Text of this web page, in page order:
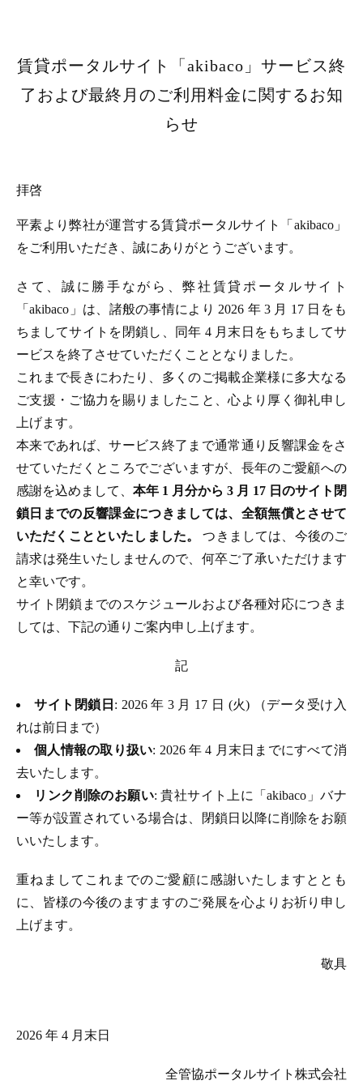
賃貸ポータルサイト「akibaco」サービス終
了および最終月のご利用料金に関するお知
らせ
拝啓
平素より弊社が運営する賃貸ポータルサイト「akibaco」
をご利用いただき、誠にありがとうございます。
さて、誠に勝手ながら、弊社賃貸ポータルサイト
「akibaco」は、諸般の事情により 2026 年 3 月 17 日をも
ちましてサイトを閉鎖し、同年 4 月末日をもちましてサ
ービスを終了させていただくこととなりました。
これまで長きにわたり、多くのご掲載企業様に多大なる
ご支援・ご協力を賜りましたこと、心より厚く御礼申し
上げます。
本来であれば、サービス終了まで通常通り反響課金をさ
せていただくところでございますが、長年のご愛顧への
感謝を込めまして、 本年 1 月分から 3 月 17 日のサイト閉
鎖日までの反響課金につきましては、全額無償とさせて
いただくことといたしました。つきましては、今後のご
請求は発生いたしませんので、何卒ご了承いただけます
と幸いです。
サイト閉鎖までのスケジュールおよび各種対応につきま
しては、下記の通りご案内申し上げます。
記
サイト閉鎖日 : 2026 年 3 月 17 日 (火) （データ受け入
れは前日まで）
個人情報の取り扱い: 2026 年 4 月末日までにすべて消
去いたします。
リンク削除のお願い: 貴社サイト上に「akibaco」バナ
ー等が設置されている場合は、閉鎖日以降に削除をお願
いいたします。
重ねましてこれまでのご愛顧に感謝いたしますととも
に、皆様の今後のますますのご発展を心よりお祈り申し
上げます。
敬具
2026 年 4 月末日
全管協ポータルサイト株式会社